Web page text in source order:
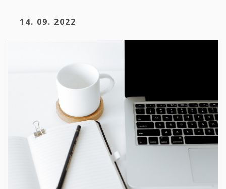
14. 09. 2022